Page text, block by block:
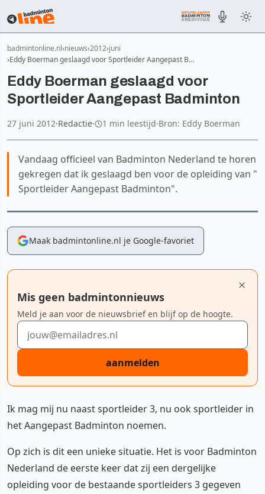
badmintonline.nl nieuws 2012 juni
Eddy Boerman geslaagd voor Sportleider Aangepast B…
Eddy Boerman geslaagd voor
Sportleider Aangepast Badminton
27 juni 2012·Redactie· 1 min leestijd·Bron: Eddy Boerman
Vandaag officieel van Badminton Nederland te horen
gekregen dat ik geslaagd ben voor de opleiding van "
Sportleider Aangepast Badminton".
Maak badmintonline.nl je Google-favoriet
Mis geen badmintonnieuws
Meld je aan voor de nieuwsbrief en blijf op de hoogte.
E-mailadres
aanmelden
Ik mag mij nu naast sportleider 3, nu ook sportleider in
het Aangepast Badminton noemen.
Op zich is dit een unieke situatie. Het is voor Badminton
Nederland de eerste keer dat zij een dergelijke
opleiding voor de bestaande sportleiders 3 gegeven